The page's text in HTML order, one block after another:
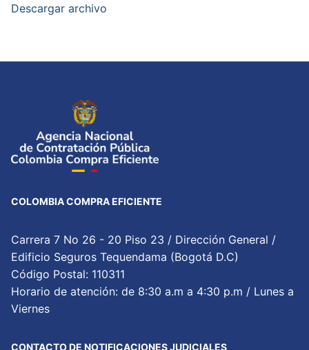
Descargar archivo
COLOMBIA COMPRA EFICIENTE
Carrera 7 No 26 - 20 Piso 23 / Dirección General /
Edificio Seguros Tequendama (Bogotá D.C)
Código Postal: 110311
Horario de atención: de 8:30 a.m a 4:30 p.m / Lunes a
Viernes
CONTACTO DE NOTIFICACIONES JUDICIALES